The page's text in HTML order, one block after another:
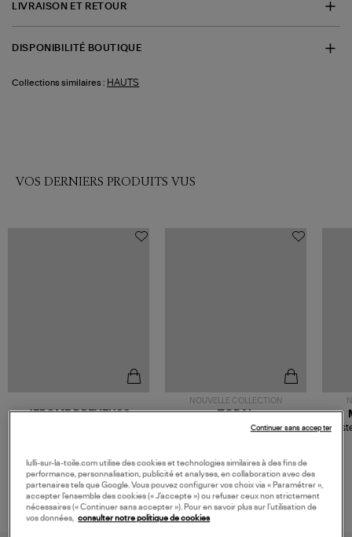
LIVRAISON ET RETOUR
DISPONIBILITÉ BOUTIQUE
Collections similaires : HAUTS
VOS DERNIERS PRODUITS VUS
JEROME DREYFUSS
NOUVELLE COLLECTION
TORAL
Mocassins Killian Sport
lulli-sur-la-toile.com utilise des cookies et technologies similaires à des fins de
performance, personnalisation, publicité et analyses, en collaboration avec des
partenaires tels que Google. Vous pouvez configurer vos choix via « Paramétrer »,
accepter l’ensemble des cookies (« J’accepte ») ou refuser ceux non strictement
nécessaires (« Continuer sans accepter »). Pour en savoir plus sur l’utilisation de
vos données,
consulter notre politique de cookies
Continuer sans accepter